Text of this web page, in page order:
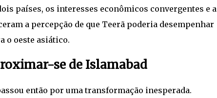
países, os interesses econômicos convergentes e a
a percepção de que Teerã poderia desempenhar
o oeste asiático.
se de Islamabad
então por uma transformação inesperada.